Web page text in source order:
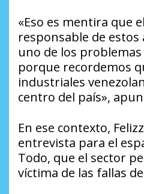
«Eso es mentira que
responsable de estos
uno de los
porque recordemos
industriales
centro del país»,
En ese contexto,
entrevista para el
Todo, que el sector
víctima de las fallas